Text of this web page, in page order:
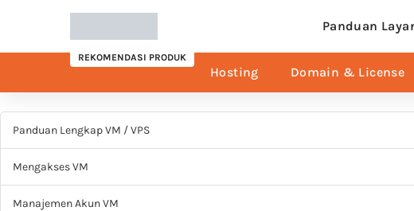
Panduan
REKOMENDASI PRODUK
Hosting Domain & License
Panduan Lengkap VM / VPS
Mengakses VM
Manajemen Akun VM